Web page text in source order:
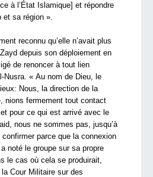
à l’État Islamique] et répondre
et sa région ».
reconnu qu’elle n’avait plus
depuis son déploiement en
de renoncer à tout lien
Nusra. « Au nom de Dieu, le
Nous, la direction de la
nions fermement tout contact
pour ce qui est arrivé avec le
nous ne sommes pas, jusqu’à
parce que la connexion
noté le groupe sur sa propre
le cas où cela se produirait,
Cour Militaire sur des